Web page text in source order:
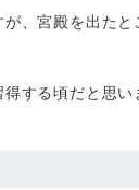
が、宮殿を出た
する頃だと思